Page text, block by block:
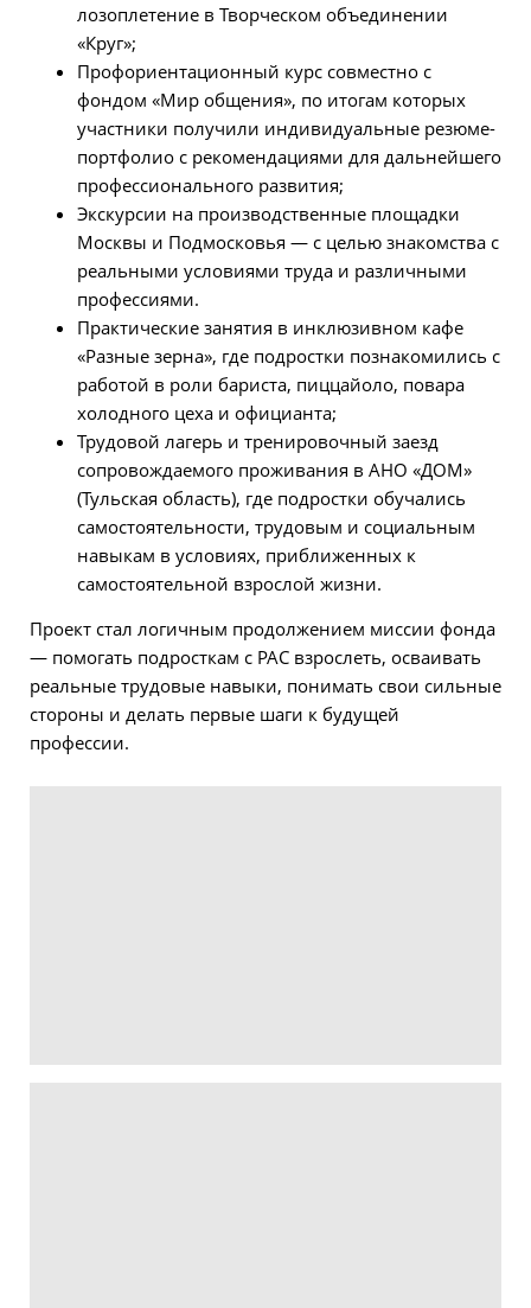
лозоплетение в Творческом объединении
«Круг»;
Профориентационный курс совместно с
фондом «Мир общения», по итогам которых
участники получили индивидуальные резюме-
портфолио с рекомендациями для дальнейшего
профессионального развития;
Экскурсии на производственные площадки
Москвы и Подмосковья — с целью знакомства с
реальными условиями труда и различными
профессиями.
Практические занятия в инклюзивном кафе
«Разные зерна», где подростки познакомились с
работой в роли бариста, пиццайоло, повара
холодного цеха и официанта;
Трудовой лагерь и тренировочный заезд
сопровождаемого проживания в АНО «ДОМ»
(Тульская область), где подростки обучались
самостоятельности, трудовым и социальным
навыкам в условиях, приближенных к
самостоятельной взрослой жизни.
Проект стал логичным продолжением миссии фонда
— помогать подросткам с РАС взрослеть, осваивать
реальные трудовые навыки, понимать свои сильные
стороны и делать первые шаги к будущей
профессии.